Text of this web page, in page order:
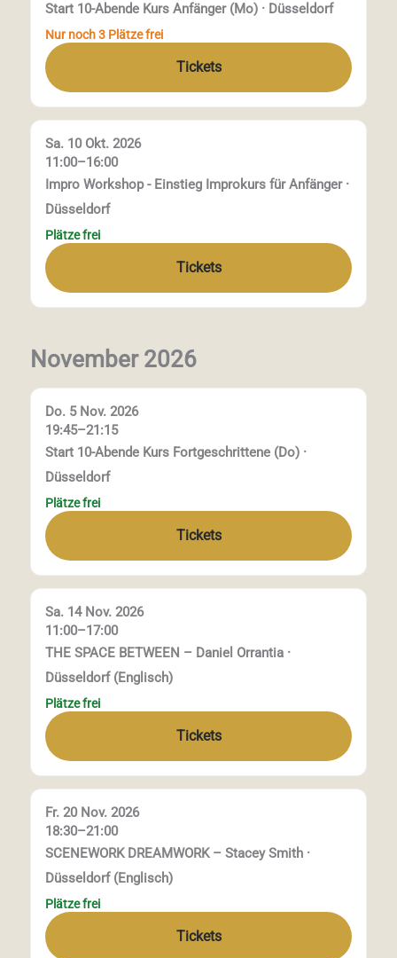
Start 10-Abende Kurs Anfänger (Mo) · Düsseldorf
Nur noch 3 Plätze frei
Tickets
Sa. 10 Okt. 2026
11:00–16:00
Impro Workshop - Einstieg Improkurs für Anfänger ·
Düsseldorf
Plätze frei
Tickets
November 2026
Do. 5 Nov. 2026
19:45–21:15
Start 10-Abende Kurs Fortgeschrittene (Do) ·
Düsseldorf
Plätze frei
Tickets
Sa. 14 Nov. 2026
11:00–17:00
THE SPACE BETWEEN – Daniel Orrantia ·
Düsseldorf (Englisch)
Plätze frei
Tickets
Fr. 20 Nov. 2026
18:30–21:00
SCENEWORK DREAMWORK – Stacey Smith ·
Düsseldorf (Englisch)
Plätze frei
Tickets